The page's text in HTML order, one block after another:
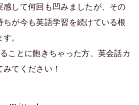
感して何回も凹みましたが、その
ちが今も英語学習を続けている根
。
ことに飽きちゃった方、英会話カ
てください！